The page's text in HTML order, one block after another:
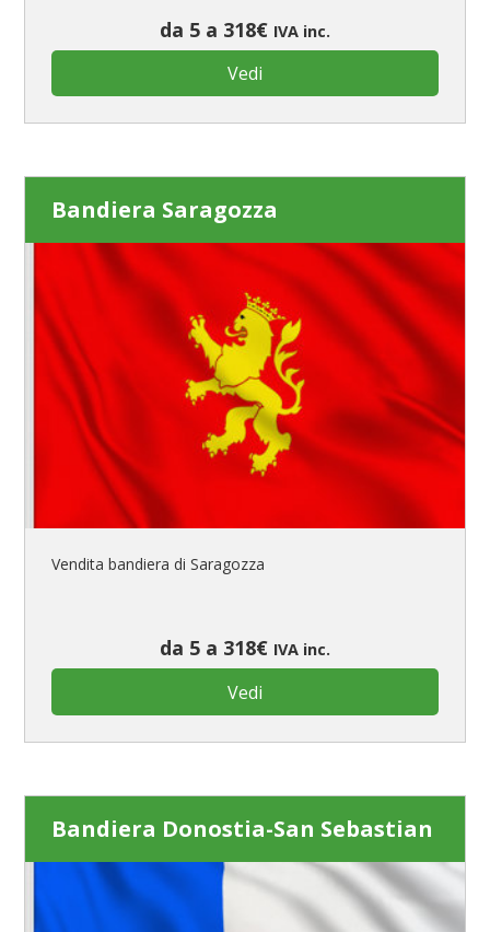
da 5 a 318€ IVA inc.
Vedi
Bandiera Saragozza
Vendita bandiera di Saragozza
da 5 a 318€ IVA inc.
Vedi
Bandiera Donostia-San Sebastian